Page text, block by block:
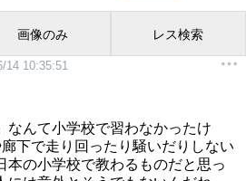
画像のみ レス検索
14 10:35:51
なんて小学校で習わなかったけ
下で走り回ったり騒いだりしない
本の小学校で教わるものだと思っ